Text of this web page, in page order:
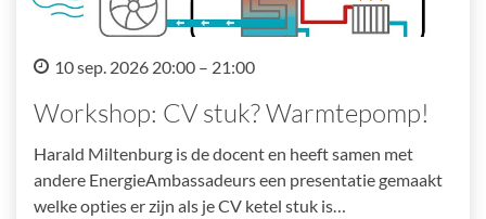
10 sep. 2026 20:00 – 21:00
Workshop: CV stuk? Warmtepomp!
Harald Miltenburg is de docent en heeft samen met
andere EnergieAmbassadeurs een presentatie gemaakt
welke opties er zijn als je CV ketel stuk is…